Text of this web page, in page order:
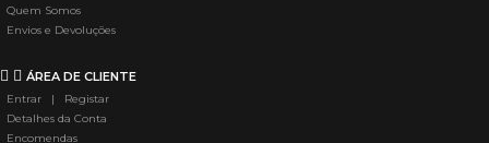
Quem Somos
Envios e Devoluções
ÁREA DE CLIENTE
Entrar | Registar
Detalhes da Conta
Encomendas